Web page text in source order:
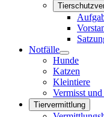
Notfälle
Hunde
Katzen
Kleintiere
Vermisst
Tiervermittlung